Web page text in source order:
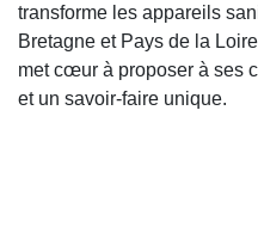
transforme les appareils
Bretagne et Pays de la
met cœur à proposer à ses
et un savoir-faire unique.